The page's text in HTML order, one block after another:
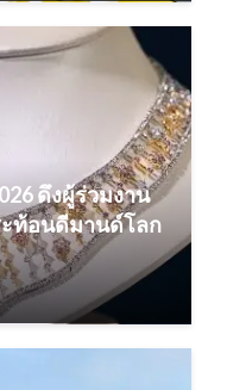
ดึงผู้ร่วมงาน
ะท้อนดีมานด์โลก